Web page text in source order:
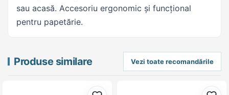
sau acasă. Accesoriu ergonomic și funcțional
pentru papetărie.
Produse similare Vezi toate recomandările